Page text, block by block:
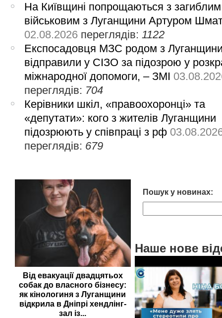
На Київщині попрощаються з загиблим
військовим з Луганщини Артуром
02.08.2026 переглядів:1122
Експосадовця МЗС родом з
відправили у СІЗО за підозрою у
міжнародної допомоги, – ЗМІ
переглядів: 704
Керівники шкіл, «правоохоронці» та
«депутати»: кого з жителів Луганщини
підозрюють у співпраці з рф
переглядів: 679
Від евакуації двадцятьох
собак до власного бізнесу:
як кінологиня з Луганщини
відкрила в Дніпрі хендлінг-
зал із...
Пошук у новинах:
Наше нове